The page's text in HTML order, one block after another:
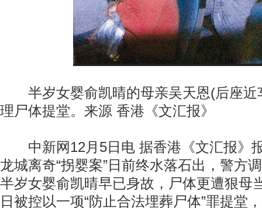
半岁女婴俞凯晴的母亲吴天恩(后座近
理尸体提堂。来源 香港《文汇报》
中新网12月5日电 据香港《文汇报》
龙城离奇“拐婴案”日前终水落石出，警方
半岁女婴俞凯晴早已身故，尸体更遭狠母
日被控以一项“防止合法埋葬尸体”罪提堂